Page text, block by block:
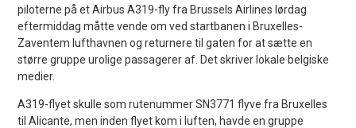
piloterne på et Airbus A319-fly fra Brussels Airlines lørdag
eftermiddag måtte vende om ved startbanen i Bruxelles-
Zaventem lufthavnen og returnere til gaten for at sætte en
større gruppe urolige passagerer af. Det skriver lokale belgiske
medier.
A319-flyet skulle som rutenummer SN3771 flyve fra Bruxelles
til Alicante, men inden flyet kom i luften, havde en gruppe